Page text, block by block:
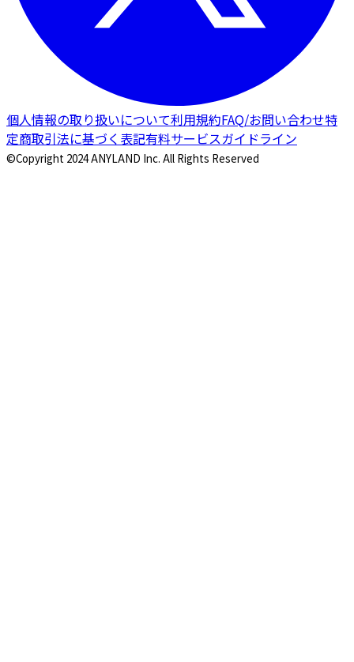
個人情報の取り扱いについて利用規約FAQ/お問い合わせ特
定商取引法に基づく表記有料サービスガイドライン
©Copyright 2024 ANYLAND Inc. All Rights Reserved